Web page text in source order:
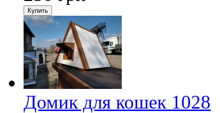
Купить
Домик для кошек 1028